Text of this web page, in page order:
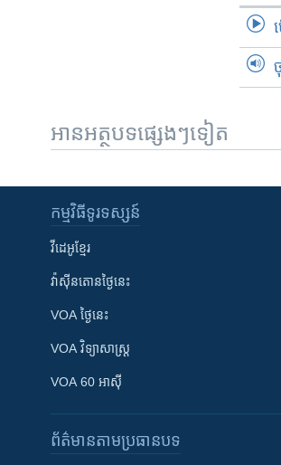
អានអត្ថបទផ្សេងៗទៀត
កម្មវិធី​ទូរទស្សន៍
វីដេអូ​ខ្មែរ
វ៉ាស៊ីនតោន​ថ្ងៃ​នេះ
VOA ថ្ងៃនេះ
VOA ​វិទ្យាសាស្ត្រ
VOA 60 អាស៊ី
ព័ត៌មាន​តាមប្រធានបទ​